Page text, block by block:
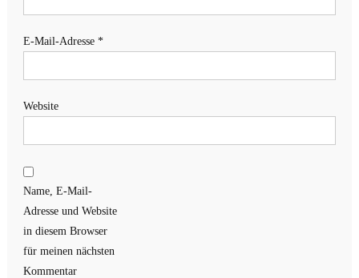
E-Mail-Adresse *
Website
Name, E-Mail-
Adresse und Website
in diesem Browser
für meinen nächsten
Kommentar